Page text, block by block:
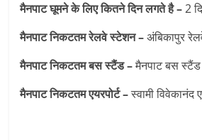
मैनपाट घूमने के लिए कितने दिन लगते है –2
मैनपाट निकटतम रेलवे स्टेशन –अंबिकापुर
मैनपाट निकटतम बस स्टैंड –मैनपाट बस स्टैंड
मैनपाट निकटतम एयरपोर्ट –स्वामी विवेकानंद